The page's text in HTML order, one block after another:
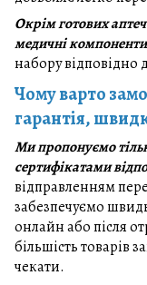
Окрім готових
медичні компоненти
набору відповідно
Чому варто
гарантія,
Ми пропонуємо
сертифікатами
відправленням
забезпечуємо
онлайн або після
більшість товарів
чекати.